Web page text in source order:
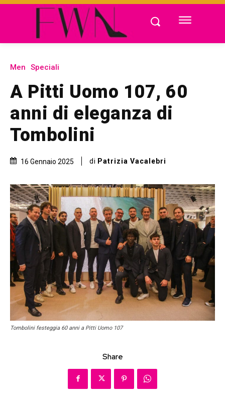
Men Speciali
A Pitti Uomo 107, 60
anni di eleganza di
Tombolini
16 Gennaio 2025 di Patrizia Vacalebri
Tombolini festeggia 60 anni a Pitti Uomo 107
Share